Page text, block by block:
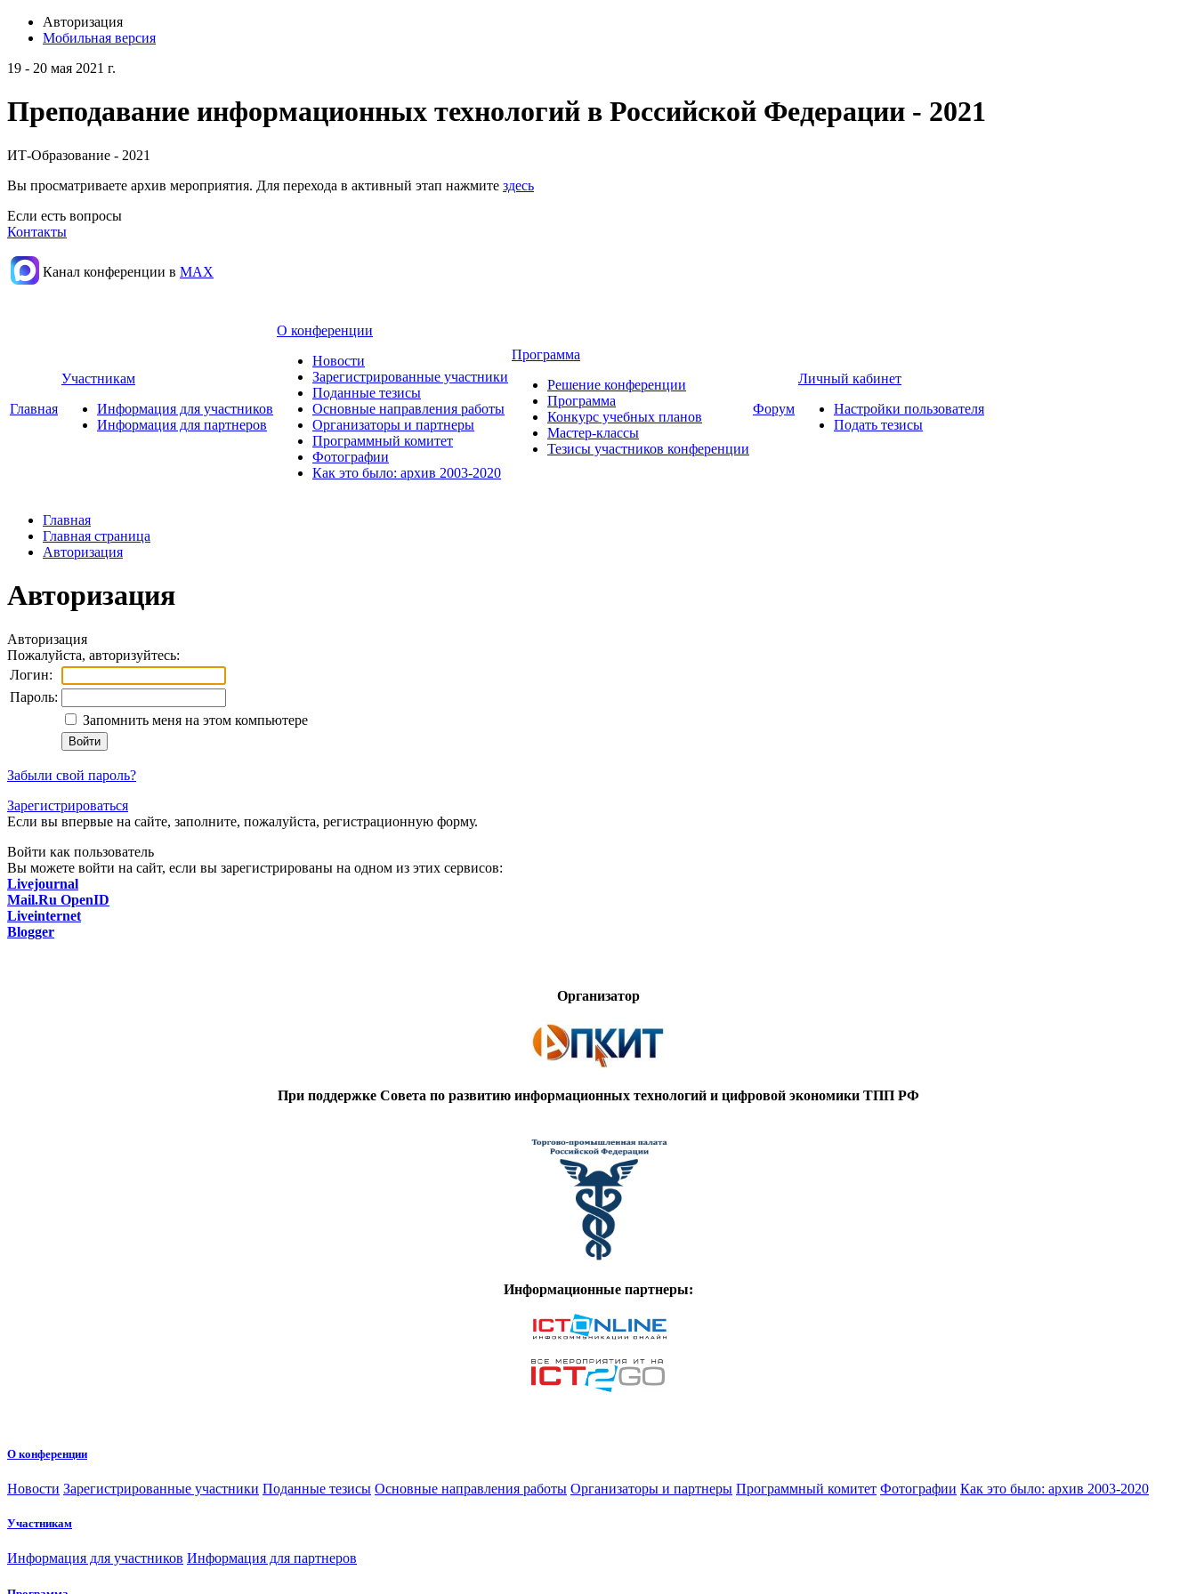
Авторизация
Мобильная версия
19 - 20 мая 2021 г.
Преподавание информационных технологий в Российской Федерации - 2021
ИТ-Образование - 2021
Вы просматриваете архив мероприятия. Для перехода в активный этап нажмите здесь
Если есть вопросы
Контакты
Канал конференции в МАХ
Главная
Участникам
Информация для участников
Информация для партнеров
О конференции
Новости
Зарегистрированные участники
Поданные тезисы
Основные направления работы
Организаторы и партнеры
Программный комитет
Фотографии
Как это было: архив 2003-2020
Программа
Решение конференции
Программа
Конкурс учебных планов
Мастер-классы
Тезисы участников конференции
Форум
Личный кабинет
Настройки пользователя
Подать тезисы
Главная
Главная страница
Авторизация
Авторизация
Авторизация
Пожалуйста, авторизуйтесь:
Логин:
Пароль:
Запомнить меня на этом компьютере
Забыли свой пароль?
Зарегистрироваться
Если вы впервые на сайте, заполните, пожалуйста, регистрационную форму.
Войти как пользователь
Вы можете войти на сайт, если вы зарегистрированы на одном из этих сервисов:
Livejournal
Mail.Ru OpenID
Liveinternet
Blogger
Организатор
При поддержке Совета по развитию информационных технологий и цифровой экономики ТПП РФ
Информационные партнеры:
О конференции
Новости Зарегистрированные участники Поданные тезисы Основные направления работы Организаторы и партнеры Программный комитет Фотографии Как это было: архив 2003-2020
Участникам
Информация для участников Информация для партнеров